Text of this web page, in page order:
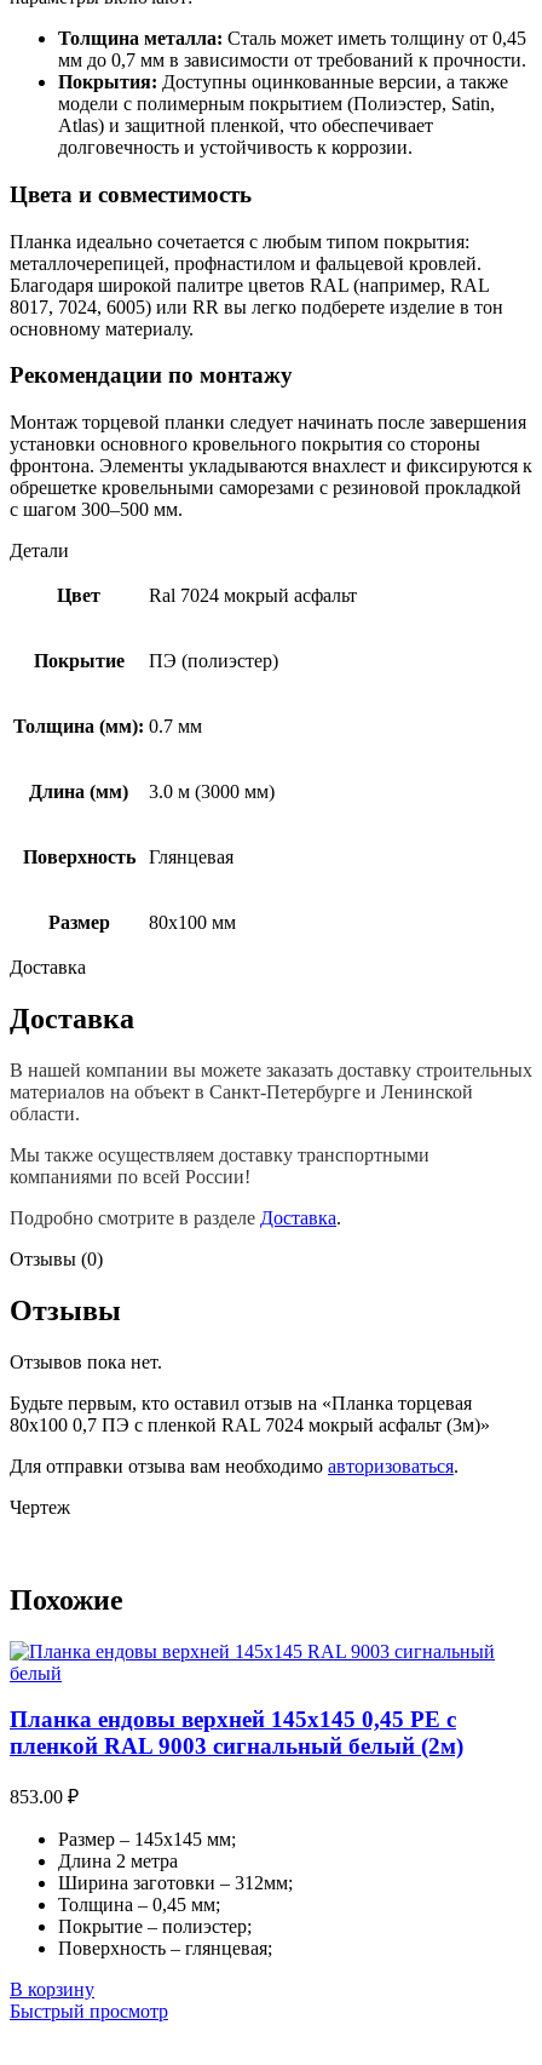
Толщина металла: Сталь может иметь толщину от 0,45
мм до 0,7 мм в зависимости от требований к прочности.
Покрытия: Доступны оцинкованные версии, а также
модели с полимерным покрытием (Полиэстер, Satin,
Atlas) и защитной пленкой, что обеспечивает
долговечность и устойчивость к коррозии.
Цвета и совместимость
Планка идеально сочетается с любым типом покрытия:
металлочерепицей, профнастилом и фальцевой кровлей.
Благодаря широкой палитре цветов RAL (например, RAL
8017, 7024, 6005) или RR вы легко подберете изделие в тон
основному материалу.
Рекомендации по монтажу
Монтаж торцевой планки следует начинать после завершения
установки основного кровельного покрытия со стороны
фронтона. Элементы укладываются внахлест и фиксируются к
обрешетке кровельными саморезами с резиновой прокладкой
с шагом 300–500 мм.
Детали
Цвет Ral 7024 мокрый асфальт
Покрытие ПЭ (полиэстер)
Толщина (мм): 0.7 мм
Длина (мм) 3.0 м (3000 мм)
Поверхность Глянцевая
Размер 80х100 мм
Доставка
Доставка
В нашей компании вы можете заказать доставку строительных
материалов на объект в Санкт-Петербурге и Ленинской
области.
Мы также осуществляем доставку транспортными
компаниями по всей России!
Подробно смотрите в разделе Доставка.
Отзывы (0)
Отзывы
Отзывов пока нет.
Будьте первым, кто оставил отзыв на «Планка торцевая
80х100 0,7 ПЭ с пленкой RAL 7024 мокрый асфальт (3м)»
Для отправки отзыва вам необходимо авторизоваться.
Чертеж
Похожие
Планка ендовы верхней 145х145 0,45 PE с
пленкой RAL 9003 сигнальный белый (2м)
853.00 ₽
Размер – 145х145 мм;
Длина 2 метра
Ширина заготовки – 312мм;
Толщина – 0,45 мм;
Покрытие – полиэстер;
Поверхность – глянцевая;
В корзину
Быстрый просмотр